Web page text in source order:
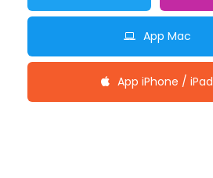
App Mac
App iPhone / iPad